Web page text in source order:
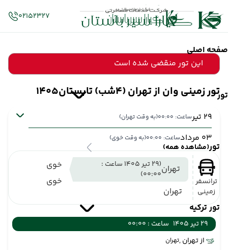
صفحه اصلی
تور
تور(مشاهده همه)
تور ترکیه
02152327
این تور منقضی شده است
تور زمینی وان از تهران (4شب) تابستان1405
29 تیر ساعت: 00:00 (به وقت تهران)
03 مرداد ساعت: 00:00 (به وقت خوی)
ترانسفر
زمینی
تهران
(29 تیر 1405 ساعت :
00:00)
تهران
خوی
خوی
29 تیر 1405
ساعت : 00:00
از تهران ,تهران